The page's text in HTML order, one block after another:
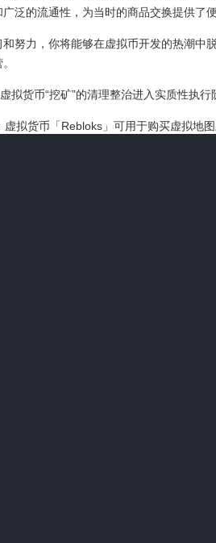
泛的流通性，为当时的商品交换提供了便
努力，你将能够在虚拟币开发的热潮
货币“挖矿”的清理整治进入实质性执行
拟货币「Rebloks」可用于购买虚拟地